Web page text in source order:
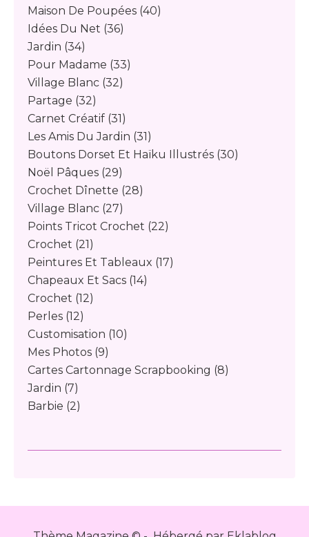
Maison De Poupées (40)
Idées Du Net (36)
Jardin (34)
Pour Madame (33)
Village Blanc (32)
Partage (32)
Carnet Créatif (31)
Les Amis Du Jardin (31)
Boutons Dorset Et Haïku Illustrés (30)
Noël Pâques (29)
Crochet Dînette (28)
Village Blanc (27)
Points Tricot Crochet (22)
Crochet (21)
Peintures Et Tableaux (17)
Chapeaux Et Sacs (14)
Crochet (12)
Perles (12)
Customisation (10)
Mes Photos (9)
Cartes Cartonnage Scrapbooking (8)
Jardin (7)
Barbie (2)